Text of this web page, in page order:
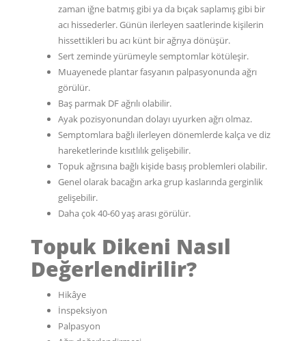
zaman iğne batmış gibi ya da bıçak saplamış gibi bir
acı hissederler. Günün ilerleyen saatlerinde kişilerin
hissettikleri bu acı künt bir ağrıya dönüşür.
Sert zeminde yürümeyle semptomlar kötüleşir.
Muayenede plantar fasyanın palpasyonunda ağrı
görülür.
Baş parmak DF ağrılı olabilir.
Ayak pozisyonundan dolayı uyurken ağrı olmaz.
Semptomlara bağlı ilerleyen dönemlerde kalça ve diz
hareketlerinde kısıtlılık gelişebilir.
Topuk ağrısına bağlı kişide basış problemleri olabilir.
Genel olarak bacağın arka grup kaslarında gerginlik
gelişebilir.
Daha çok 40-60 yaş arası görülür.
Topuk Dikeni Nasıl
Değerlendirilir?
Hikâye
İnspeksiyon
Palpasyon